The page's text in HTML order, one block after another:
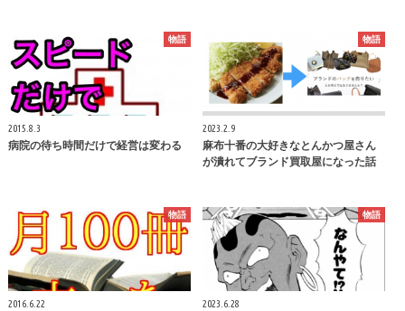
物語
2015.8.3
病院の待ち時間だけで経営は変わる
物語
2023.2.9
麻布十番の大好きなとんかつ屋さん
が潰れてブランド買取屋になった話
物語
2016.6.22
物語
2023.6.28